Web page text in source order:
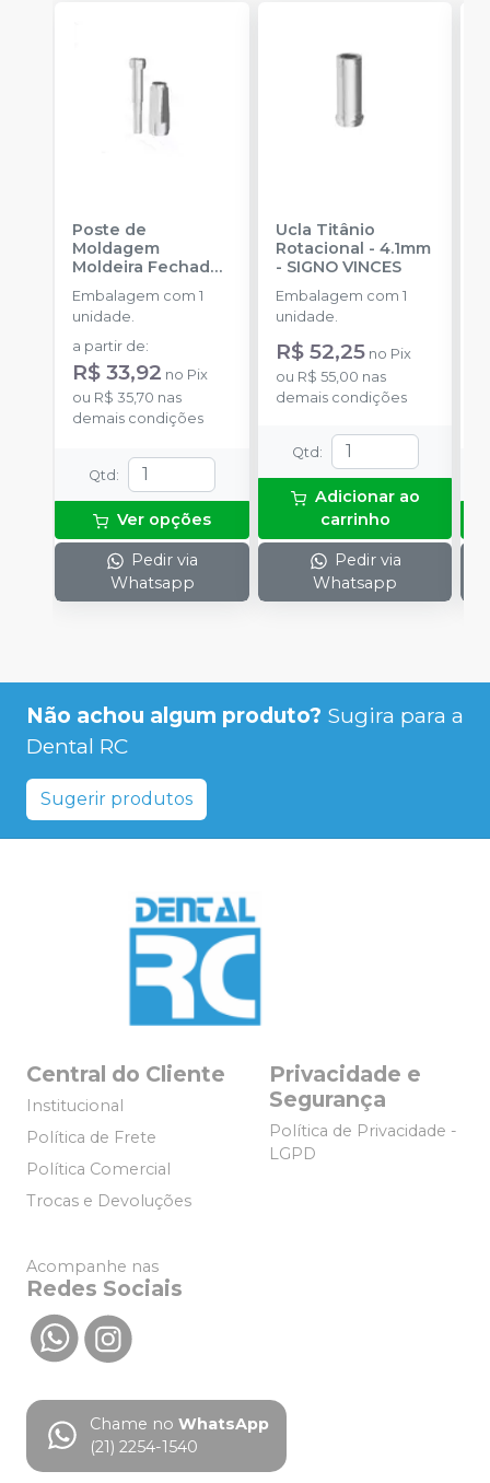
Poste de
Moldagem
Moldeira Fechada
- SIGNO VINCES
Embalagem com 1
unidade.
a partir de:
R$ 33,92 no Pix
ou R$ 35,70 nas
demais condições
Qtd :
Ver opções
Pedir via
Whatsapp
Ucla Titânio
Rotacional - 4.1mm
- SIGNO VINCES
Embalagem com 1
unidade.
R$ 52,25 no Pix
ou R$ 55,00 nas
demais condições
Qtd :
Adicionar ao
carrinho
Pedir via
Whatsapp
Não achou algum produto? Sugira para a
Dental RC
Sugerir produtos
Central do Cliente
Institucional
Política de Frete
Política Comercial
Trocas e Devoluções
Privacidade e
Segurança
Política de Privacidade -
LGPD
Acompanhe nas
Redes Sociais
Chame no WhatsApp
(21) 2254-1540